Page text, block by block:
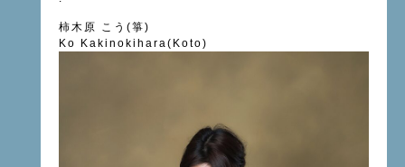
柿木原 こう(箏)
Ko Kakinokihara(Koto)